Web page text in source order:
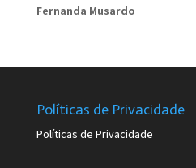
Fernanda Musardo
Políticas de Privacidade
Políticas de Privacidade